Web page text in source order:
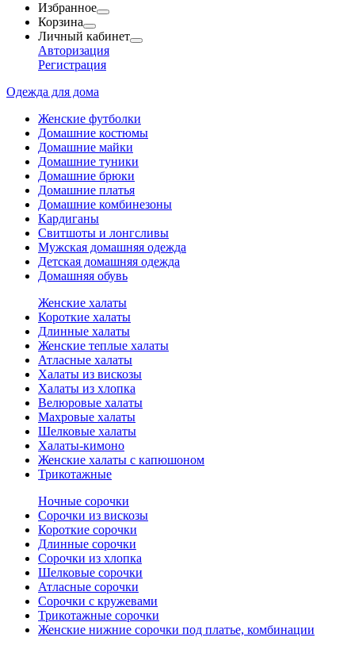
Избранное
Корзина
Личный кабинет
Авторизация
Регистрация
Одежда для дома
Женские футболки
Домашние костюмы
Домашние майки
Домашние туники
Домашние брюки
Домашние платья
Домашние комбинезоны
Кардиганы
Свитшоты и лонгсливы
Мужская домашняя одежда
Детская домашняя одежда
Домашняя обувь
Женские халаты
Короткие халаты
Длинные халаты
Женские теплые халаты
Атласные халаты
Халаты из вискозы
Халаты из хлопка
Велюровые халаты
Махровые халаты
Шелковые халаты
Халаты-кимоно
Женские халаты с капюшоном
Трикотажные
Ночные сорочки
Сорочки из вискозы
Короткие сорочки
Длинные сорочки
Сорочки из хлопка
Шелковые сорочки
Атласные сорочки
Сорочки с кружевами
Трикотажные сорочки
Женские нижние сорочки под платье, комбинации